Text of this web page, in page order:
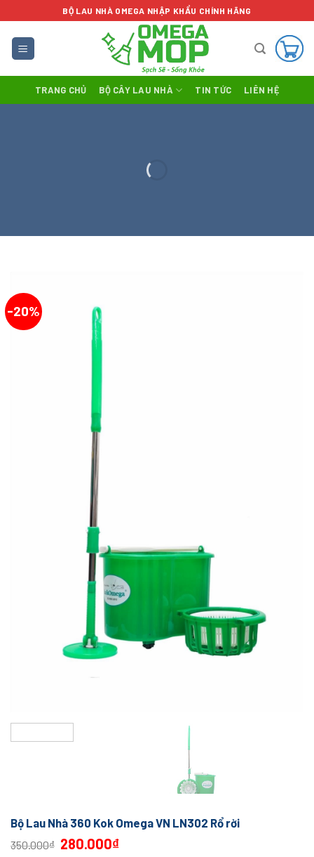
to
content
BỘ LAU NHÀ OMEGA NHẬP KHẨU CHÍNH HÃNG
TRANG CHỦ BỘ CÂY LAU NHÀ TIN TỨC LIÊN HỆ
-20%
Bộ Lau Nhà 360 Kok Omega VN LN302 Rổ rời
350.000₫ 280.000₫